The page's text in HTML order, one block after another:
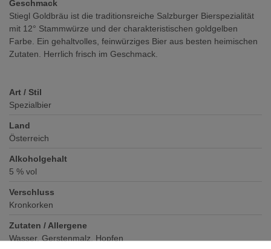
Geschmack
Stiegl Goldbräu ist die traditionsreiche Salzburger Bierspezialität
mit 12° Stammwürze und der charakteristischen goldgelben
Farbe. Ein gehaltvolles, feinwürziges Bier aus besten heimischen
Zutaten. Herrlich frisch im Geschmack.
Art / Stil
Spezialbier
Land
Österreich
Alkoholgehalt
5 % vol
Verschluss
Kronkorken
Zutaten / Allergene
Wasser, Gerstenmalz, Hopfen